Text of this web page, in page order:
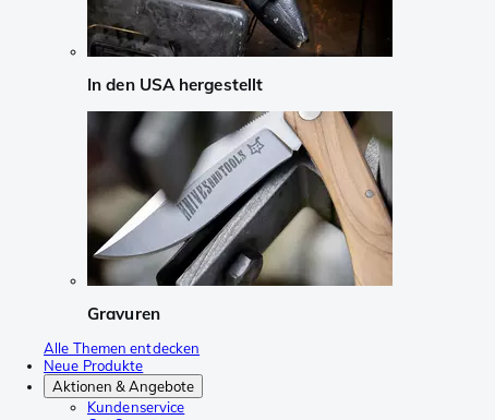
In den USA hergestellt
Gravuren
Alle Themen entdecken
Neue Produkte
Aktionen & Angebote
Kundenservice